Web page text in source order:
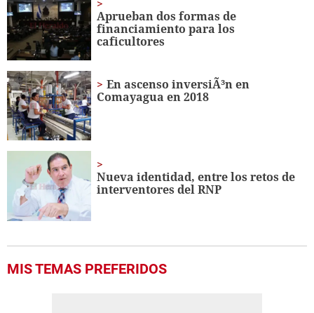
minute,
12
seconds
Aprueban dos formas de
financiamiento para los
caficultores
En ascenso inversiÃ³n en
Comayagua en 2018
Nueva identidad, entre los retos de
interventores del RNP
MIS TEMAS PREFERIDOS